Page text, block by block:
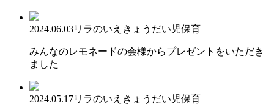
2024.06.03リラのいえ きょうだい児保育
みんなのレモネードの会様からプレゼントをいただき
ました
2024.05.17リラのいえ きょうだい児保育